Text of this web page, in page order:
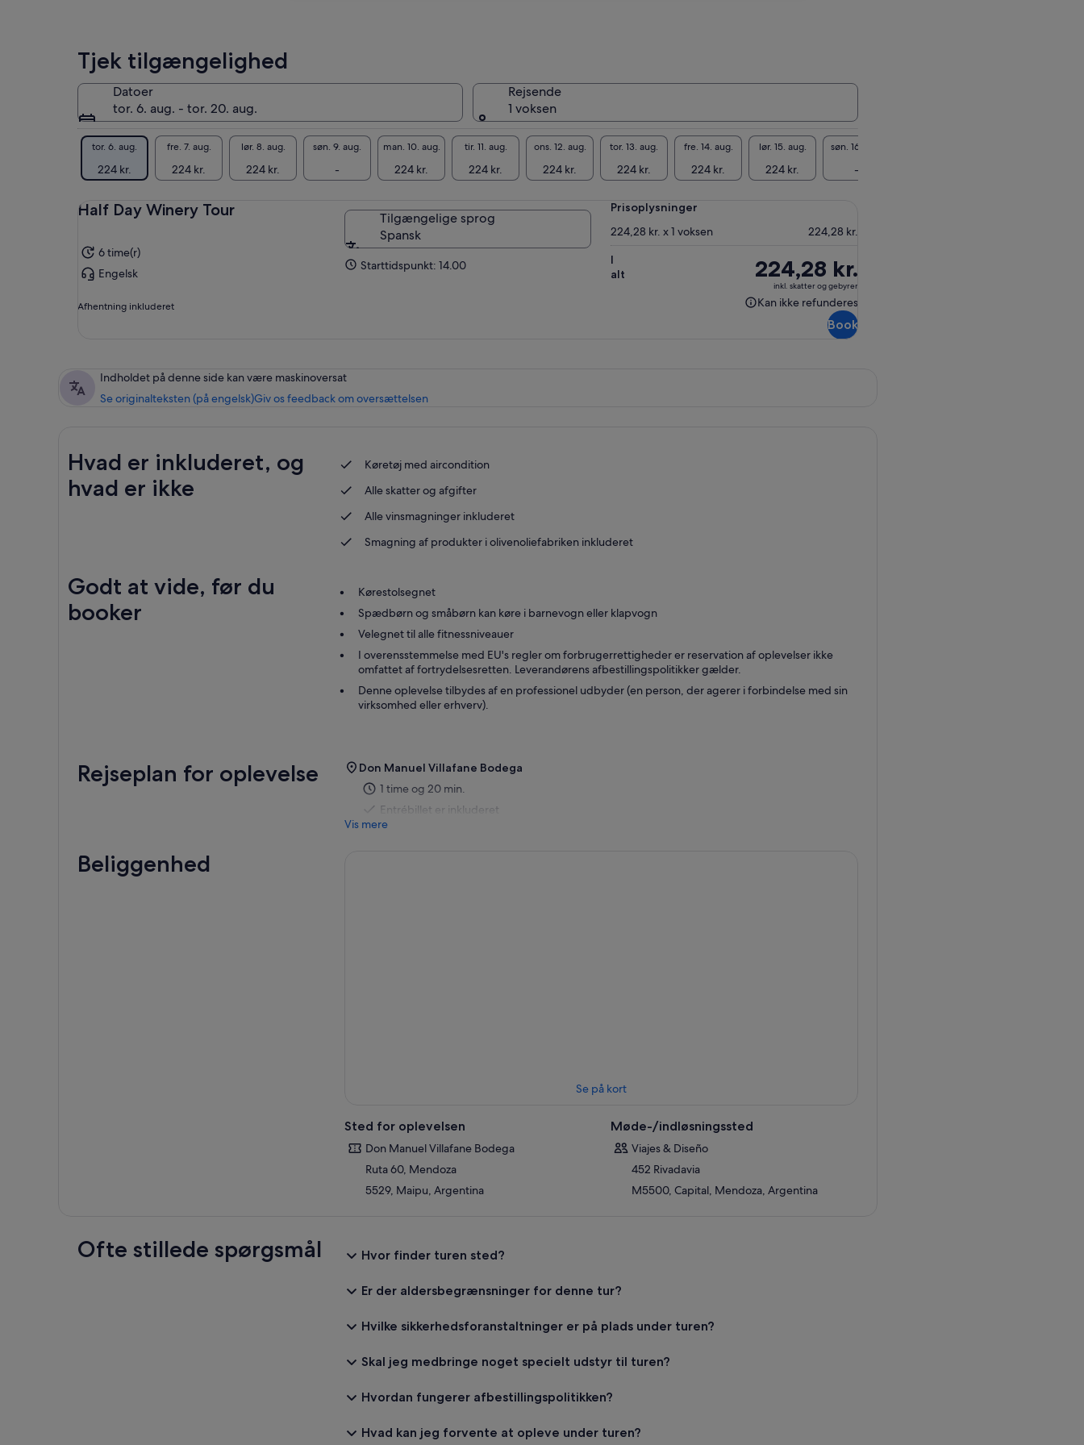
hemmeligheder, så vi kan nyde dens værdifulde
og traditionelle vine. En uforglemmelig
eftermiddag omgivet af kultur, natur og god vin.
BEMÆRK: LAGER KAN LIGNE DEM LÆSTEDE PÅ
GRUND AF TILGÆNGELIGHEDEN AF BESØG.
Tjek tilgængelighed
Datoer
tor. 6. aug. - tor. 20. aug.
Rejsende
1 voksen
tor. 6. aug.
224 kr.
fre. 7. aug.
224 kr.
lør. 8. aug.
224 kr.
søn. 9. aug.
-
man. 10. aug.
224 kr.
tir. 11. aug.
224 kr.
ons. 12. aug.
224 kr.
tor. 13. aug.
224 kr.
fre. 14. aug.
224 kr.
lør. 15. aug.
224 kr.
søn. 16. aug.
-
Half Day Winery Tour
6 time(r)
Engelsk
Afhentning inkluderet
Tilgængelige sprog
Spansk
Starttidspunkt: 14.00
Prisoplysninger
224,28 kr. x 1 voksen
224,28 kr.
I
alt
Prisen
er
224,28 kr.
224,28 kr.
inkl. skatter og gebyrer
Kan ikke refunderes
Kan
Book
Indholdet på denne side kan være maskinoversat
Se originalteksten (på engelsk)Giv os feedback om oversættelsenÅbner
Hvad er inkluderet, og
hvad er ikke
Køretøj med aircondition
Alle skatter og afgifter
Alle vinsmagninger inkluderet
Smagning af produkter i olivenoliefabriken inkluderet
Godt at vide, før du
booker
Kørestolsegnet
Spædbørn og småbørn kan køre i barnevogn eller klapvogn
Velegnet til alle fitnessniveauer
I overensstemmelse med EU's regler om forbrugerrettigheder er reservation af oplevelser ikke
omfattet af fortrydelsesretten. Leverandørens afbestillingspolitikker gælder.
Denne oplevelse tilbydes af en professionel udbyder (en person, der agerer i forbindelse med sin
virksomhed eller erhverv).
Rejseplan for oplevelse
Don Manuel Villafane Bodega
1 time og 20 min.
Entrébillet er inkluderet
Vis mere
Beliggenhed
Se på kort
Sted for oplevelsen
Don Manuel Villafane Bodega
Ruta 60, Mendoza
5529, Maipu, Argentina
Møde-/indløsningssted
Viajes & Diseño
452 Rivadavia
M5500, Capital, Mendoza, Argentina
Ofte stillede spørgsmål Hvor finder turen sted?
Er der aldersbegrænsninger for denne tur?
Hvilke sikkerhedsforanstaltninger er på plads under turen?
Skal jeg medbringe noget specielt udstyr til turen?
Hvordan fungerer afbestillingspolitikken?
Hvad kan jeg forvente at opleve under turen?